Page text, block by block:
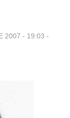
2007 - 19:03 -